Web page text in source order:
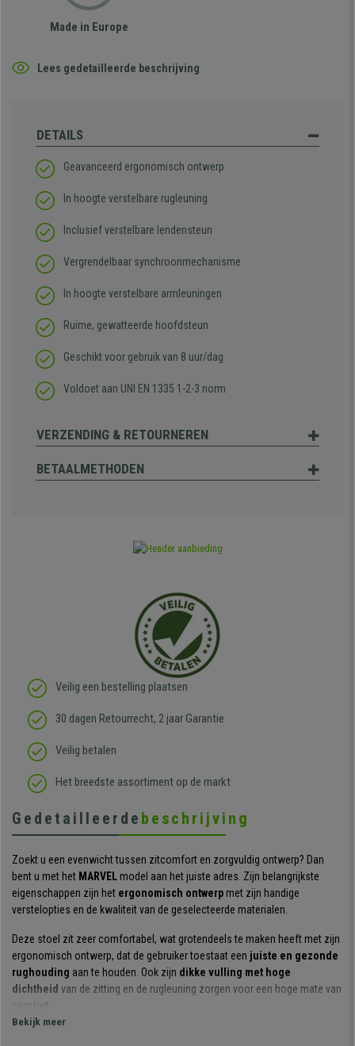
Made in Europe
Lees gedetailleerde beschrijving
DETAILS
Geavanceerd ergonomisch ontwerp
In hoogte verstelbare rugleuning
Inclusief verstelbare lendensteun
Vergrendelbaar synchroonmechanisme
In hoogte verstelbare armleuningen
Ruime, gewatteerde hoofdsteun
Geschikt voor gebruik van 8 uur/dag
Voldoet aan UNI EN 1335 1-2-3 norm
VERZENDING & RETOURNEREN
BETAALMETHODEN
Veilig een bestelling plaatsen
30 dagen Retourrecht, 2 jaar Garantie
Veilig betalen
Het breedste assortiment op de markt
Gedetailleerde beschrijving
Zoekt u een evenwicht tussen zitcomfort en zorgvuldig ontwerp? Dan
bent u met het MARVELmodel aan het juiste adres. Zijn belangrijkste
eigenschappen zijn het ergonomisch ontwerpmet zijn handige
verstelopties en de kwaliteit van de geselecteerde materialen.
Deze stoel zit zeer comfortabel, wat grotendeels te maken heeft met zijn
ergonomisch ontwerp, dat de gebruiker toestaat een juiste en gezonde
rughouding aan te houden. Ook zijn dikke vulling met hoge
dichtheid van de zitting en de rugleuning zorgen voor een hoge mate van
comfort.
Bekijk meer